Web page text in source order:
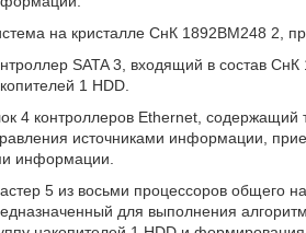
на кристалле СнК 1892ВМ248 2,
SATA 3, входящий в состав
1 HDD.
4 контроллеров Ethernet,
источниками информации,
информации.
5 из восьми процессоров общего
для выполнения